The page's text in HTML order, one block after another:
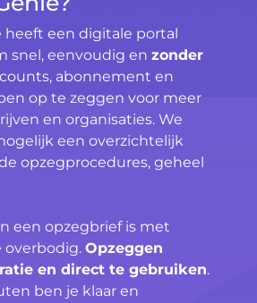
een digitale portal
snel, eenvoudig en zonder
abonnement en
op te zeggen voor meer
en organisaties. We
een overzichtelijk
opzegprocedures, geheel
een opzegbrief is met
overbodig. Opzeggen
en direct te gebruiken.
ben je klaar en